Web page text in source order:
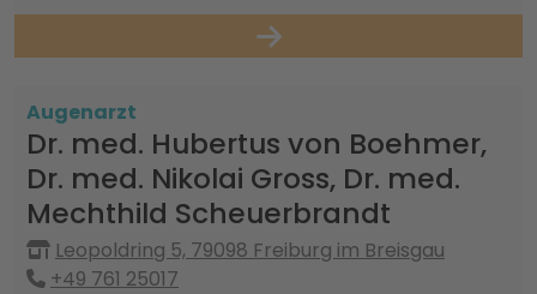
Augenarzt
Dr. med. Hubertus von Boehmer,
Dr. med. Nikolai Gross, Dr. med.
Mechthild Scheuerbrandt
Leopoldring 5, 79098 Freiburg im Breisgau
+49 761 25017